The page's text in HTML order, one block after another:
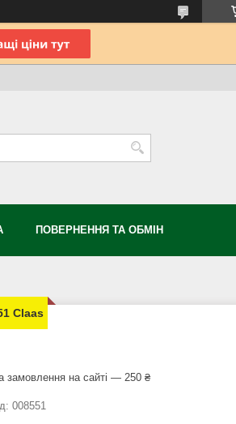
ПОВЕРНЕННЯ ТА ОБМІН
Claas
замовлення на сайті — 250 ₴
008551